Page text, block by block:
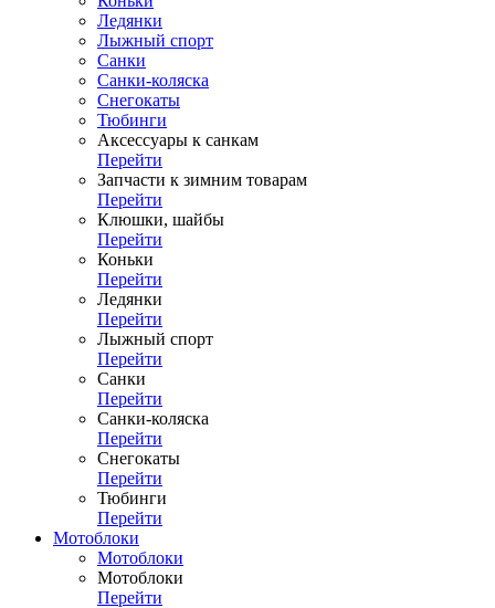
Ледянки
Лыжный спорт
Санки
Санки-коляска
Снегокаты
Тюбинги
Аксессуары к санкам
Перейти
Запчасти к зимним товарам
Перейти
Клюшки, шайбы
Перейти
Коньки
Перейти
Ледянки
Перейти
Лыжный спорт
Перейти
Санки
Перейти
Санки-коляска
Перейти
Снегокаты
Перейти
Тюбинги
Перейти
Мотоблоки
Мотоблоки
Мотоблоки
Перейти